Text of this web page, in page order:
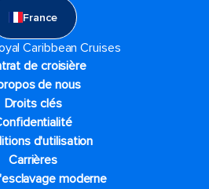
France
Caribbean Cruises
de croisière
de nous
Droits clés
d'utilisation
Carrières
moderne